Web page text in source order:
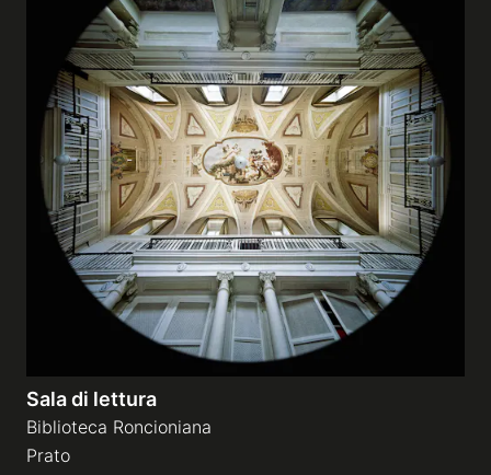
Sala di lettura
Biblioteca Roncioniana
Prato